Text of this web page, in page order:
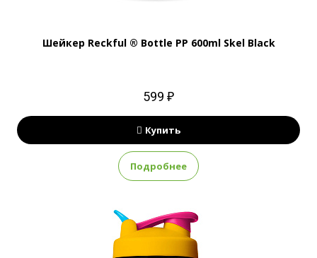
Шейкер Reckful ® Bottle PP 600ml Skel Black
599 ₽
Купить
Подробнее